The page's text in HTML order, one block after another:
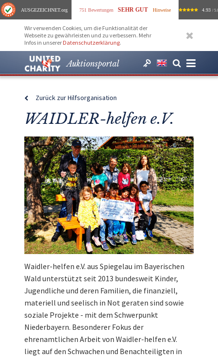
AUSGEZEICHNET.org 751 Bewertungen SEHR GUT Hinweise 4.93 /
Wir verwenden Cookies, um die Funktionalität der
Webseite zu gewährleisten und zu verbessern. Mehr
Infos in unserer Datenschutzerklärung.
Auktionsportal
Zurück zur Hilfsorganisation
WAIDLER-helfen e.V.
Waidler-helfen e.V. aus Spiegelau im Bayerischen
Wald unterstützt seit 2013 bundesweit Kinder,
Jugendliche und deren Familien, die finanziell,
materiell und seelisch in Not geraten sind sowie
soziale Projekte - mit dem Schwerpunkt
Niederbayern. Besonderer Fokus der
ehrenamtlichen Arbeit von Waidler-helfen e.V.
liegt auf den Schwachen und Benachteiligten in